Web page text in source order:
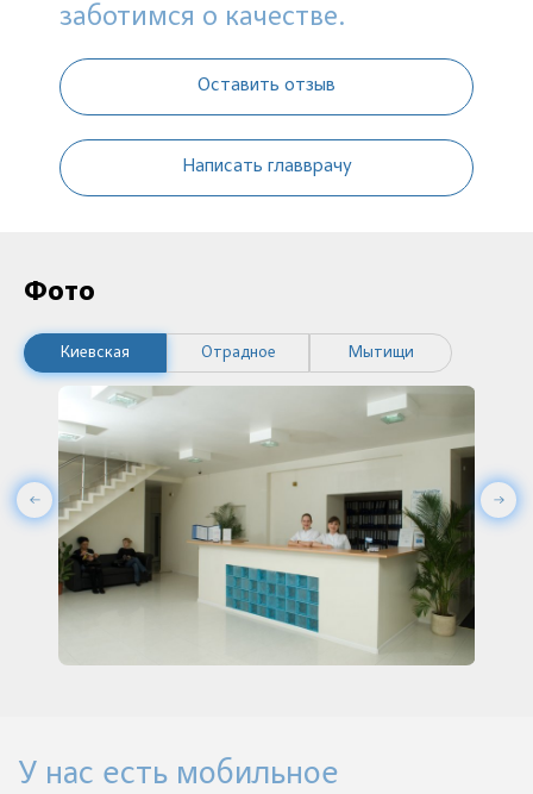
заботимся о качестве.
Оставить отзыв
Написать главврачу
Фото
Киевская Отрадное Мытищи
У нас есть мобильное